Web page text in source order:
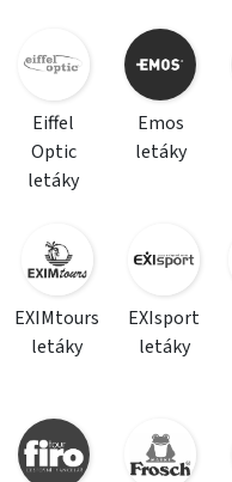
Eiffel
Optic
letáky
Emos
letáky
EXIMtours
letáky
EXIsport
letáky